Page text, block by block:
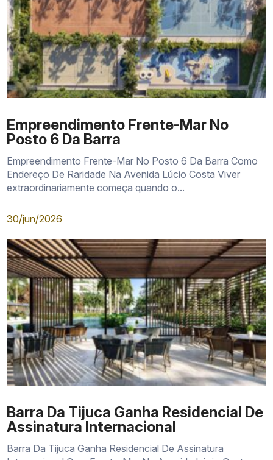
Empreendimento Frente-Mar No
Posto 6 Da Barra
Empreendimento Frente-Mar No Posto 6 Da Barra Como
Endereço De Raridade Na Avenida Lúcio Costa Viver
extraordinariamente começa quando o...
30/jun/2026
Barra Da Tijuca Ganha Residencial De
Assinatura Internacional
Barra Da Tijuca Ganha Residencial De Assinatura